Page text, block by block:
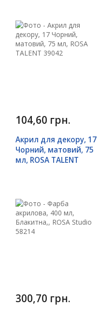
104,60 грн.
Акрил для декору, 17
Чорний, матовий, 75
мл, ROSA TALENT
300,70 грн.